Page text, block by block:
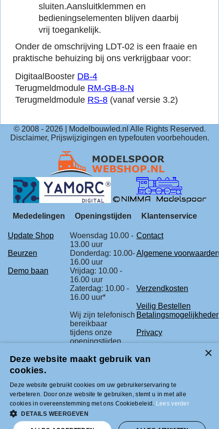
sluiten.Aansluitklemmen en
bedieningselementen blijven daarbij
vrij toegankelijk.
Onder de omschrijving LDT-02 is een fraaie en
praktische behuizing bij ons verkrijgbaar voor:
DigitaalBooster DB-4
Terugmeldmodule RM-GB-8-N
Terugmeldmodule RS-8 (vanaf versie 3.2)
© 2008 - 2026| Modelbouwled.nl Alle Rights Reserved.
Disclaimer, Prijswijzigingen en typefouten voorbehouden.
Mededelingen Openingstijden Klantenservice
Update Shop
Woensdag 10.00 -
13.00 uur
Contact
Beurzen
Donderdag: 10.00-
16.00 uur
Algemene voorwaarden
Demo baan
Vrijdag: 10.00 -
16.00 uur
Zaterdag: 10.00 -
16.00 uur*
Verzendkosten
Veilig Bestellen
Wij zijn telefonisch
bereikbaar
tijdens onze
openingstijden.
Privacy
* check voor de
Klachtenregeling
agenda.
Tel +31 (0)33-2996333 |
info@modelbouwled.nl | BTW nummer
Deze website maakt gebruik van
cookies.
Deze website gebruikt cookies om uw gebruikerservaring te
verbeteren. Door onze website te gebruiken, stemt u in met alle
cookies in overeenstemming met ons Cookiebeleid. Lees verder
DETAILS WEERGEVEN